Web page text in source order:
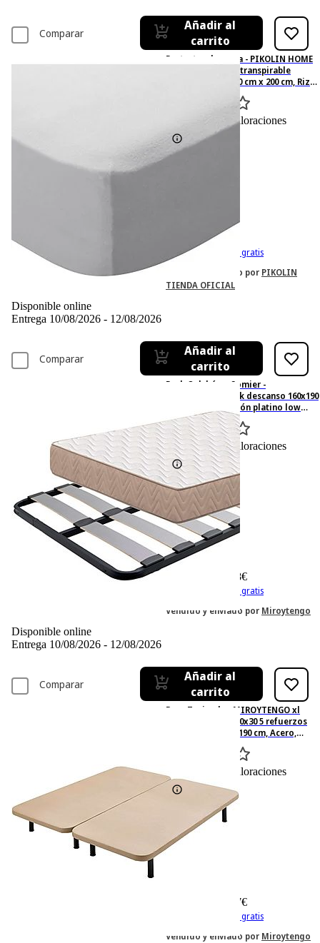
Comparar
Añadir al
carrito
Protector de cama - PIKOLIN HOME
de rizo Aloe Vera transpirable
160x190/200cm, 160 cm x 200 cm, Rizo
de algodón, Blanco
Basado en 0 valoraciones
27,50 € 27,50€
IVA incl. Con envío gratis
Vendido y enviado por PIKOLIN
TIENDA OFICIAL
Disponible online
Entrega 10/08/2026 - 12/08/2026
Comparar
Añadir al
carrito
Pack Colchón + Somier -
MIROYTENGO Pack descanso 160x190
cm somier y colchón platino low
cost, 160 cm, Metal, Negro
0 Basado en 0 valoraciones
-13%
392,– €
340,68€
IVA incl. Con envío gratis
Vendido y enviado por Miroytengo
Disponible online
Entrega 10/08/2026 - 12/08/2026
Comparar
Añadir al
carrito
Base Tapizada - MIROYTENGO xl
160x190 cm tubo 40x30 5 refuerzos
tejido 3d (patas), 190 cm, Acero,
Basado en 0 valoraciones
194,67€
IVA incl. Con envío gratis
Vendido y enviado por Miroytengo